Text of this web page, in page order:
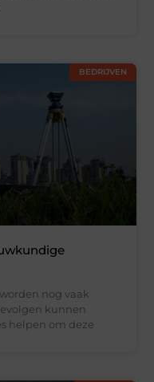
BEDRIJVEN
nog vaak
kunnen
helpen om deze